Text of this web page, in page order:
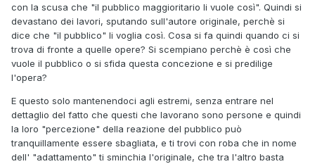
con la scusa che "il pubblico maggioritario li vuole così". Quindi si
devastano dei lavori, sputando sull'autore originale, perchè si
dice che "il pubblico" li voglia così. Cosa si fa quindi quando ci si
trova di fronte a quelle opere? Si scempiano perchè è così che
vuole il pubblico o si sfida questa concezione e si predilige
l'opera?
E questo solo mantenendoci agli estremi, senza entrare nel
dettaglio del fatto che questi che lavorano sono persone e quindi
la loro "percezione" della reazione del pubblico può
tranquillamente essere sbagliata, e ti trovi con roba che in nome
dell' "adattamento" ti sminchia l'originale, che tra l'altro basta